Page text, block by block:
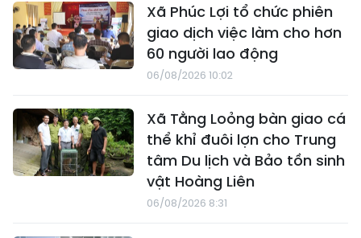
Xã Phúc Lợi tổ chức phiên
giao dịch việc làm cho hơn
60 người lao động
06/08/2026 10:02
Xã Tằng Loỏng bàn giao cá
thể khỉ đuôi lợn cho Trung
tâm Du lịch và Bảo tồn sinh
vật Hoàng Liên
06/08/2026 8:31